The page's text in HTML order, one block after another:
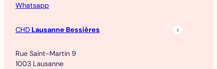
Whatsapp
CHD Lausanne Bessières
Rue Saint-Martin 9
1003 Lausanne